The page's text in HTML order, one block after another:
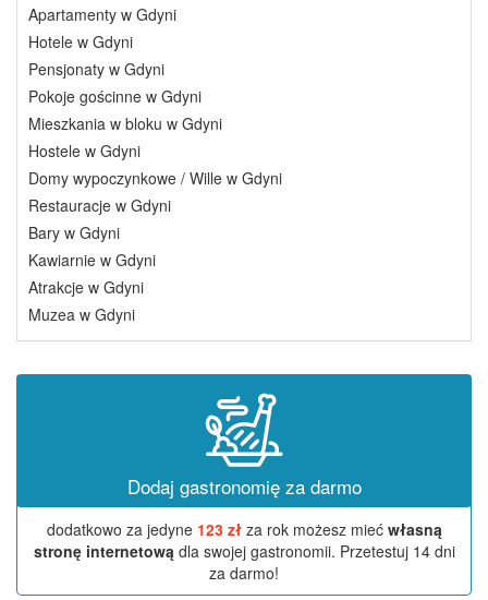
Apartamenty w Gdyni
Hotele w Gdyni
Pensjonaty w Gdyni
Pokoje gościnne w Gdyni
Mieszkania w bloku w Gdyni
Hostele w Gdyni
Domy wypoczynkowe / Wille w Gdyni
Restauracje w Gdyni
Bary w Gdyni
Kawiarnie w Gdyni
Atrakcje w Gdyni
Muzea w Gdyni
Dodaj gastronomię za darmo
dodatkowo za jedyne 123 złza rok możesz mieć własną
stronę internetowądla swojej gastronomii. Przetestuj 14 dni
za darmo!